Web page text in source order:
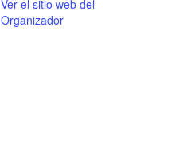
Ver el sitio web del
Organizador